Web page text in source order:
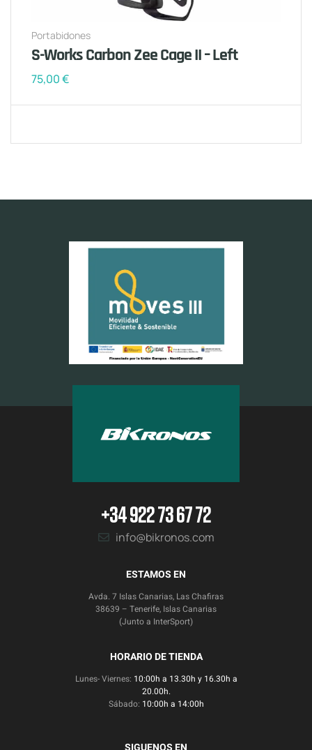
Portabidones
S-Works Carbon Zee Cage II – Left
75,00€
+34 922 73 67 72
info@bikronos.com
ESTAMOS EN
Avda. 7 Islas Canarias, Las Chafiras
38639 – Tenerife, Islas Canarias
(Junto a InterSport)
HORARIO DE TIENDA
Lunes- Viernes: 10:00h a 13.30h y 16.30h a
20.00h.
Sábado: 10:00h a 14:00h